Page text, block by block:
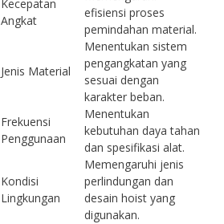
Kecepatan
Angkat
efisiensi proses
pemindahan material.
Jenis Material
Menentukan sistem
pengangkatan yang
sesuai dengan
karakter beban.
Frekuensi
Penggunaan
Menentukan
kebutuhan daya tahan
dan spesifikasi alat.
Kondisi
Lingkungan
Memengaruhi jenis
perlindungan dan
desain hoist yang
digunakan.